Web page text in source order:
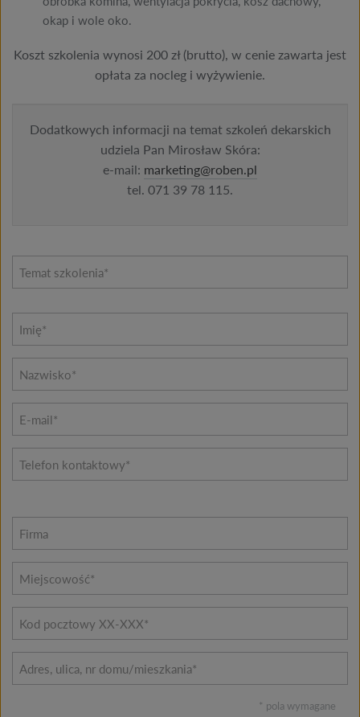
okap i wole oko.
Koszt szkolenia wynosi 200 zł (brutto), w cenie zawarta jest
opłata za nocleg i wyżywienie.
Dodatkowych informacji na temat szkoleń dekarskich
udziela Pan Mirosław Skóra:
e-mail: marketing@roben.pl
tel. 071 39 78 115.
* pola wymagane